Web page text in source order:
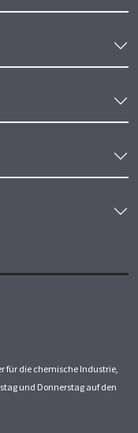
für die chemische Industrie,
und Donnerstag auf den